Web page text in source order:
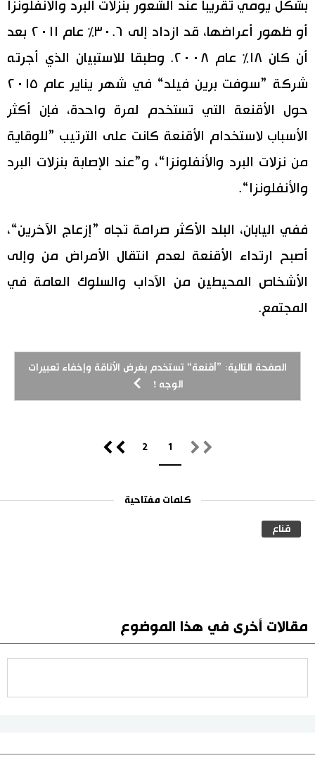
بشكل يومي تقريبا عند الشعور بنزلات البرد والأنفلونزا
أو ظهور أعراضها، قد ازداد إلى ٣٠.٦٪‏ عام ٢٠١١ بعد
أن كان ١٨٪‏ عام ٢٠٠٨. وطبقا للاستبيان الذي أجرته
شركة ”سوفت برين فيلد“ في شهر يناير عام ٢٠١٥
حول الأقنعة التي تستخدم لمرة واحدة، فإن أكثر
الأسباب لاستخدام الأقنعة كانت على الترتيب ”للوقاية
من نزلات البرد والأنفلونزا“، و”عند الإصابة بنزلات البرد
والأنفلونزا“.
ففي اليابان، البلد الأكثر صرامة تجاه ”إزعاج الآخرين“،
أصبح ارتداء الأقنعة لعدم انتقال الأمراض من وإلى
الأشخاص المحيطين من الآداب والسلوك العامة في
المجتمع.
الصفحة التالية: ”أقنعة“ تستخدم بغرض الأناقة وإخفاء تعبيرات
الوجه !
1
2
كلمات مفتاحية
قناع
مقالات أخرى في هذا الموضوع